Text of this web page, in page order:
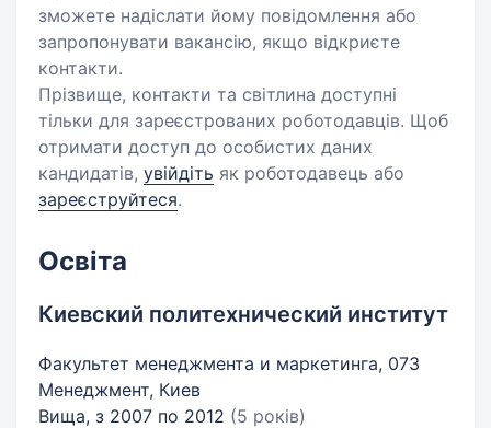
зможете надіслати йому повідомлення або
запропонувати вакансію, якщо відкриєте
контакти.
Прізвище, контакти та світлина доступні
тільки для зареєстрованих роботодавців. Щоб
отримати доступ до особистих даних
кандидатів, увійдіть як роботодавець або
зареєструйтеся.
Освіта
Киевский политехнический институт
Факультет менеджмента и маркетинга, 073
Менеджмент, Киев
Вища, з 2007 по 2012 (5 років)